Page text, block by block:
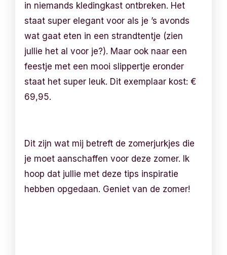
in niemands kledingkast ontbreken. Het
staat super elegant voor als je ’s avonds
wat gaat eten in een strandtentje (zien
jullie het al voor je?). Maar ook naar een
feestje met een mooi slippertje eronder
staat het super leuk. Dit exemplaar kost:€
69,95.
Dit zijn wat mij betreft de zomerjurkjes die
je moet aanschaffen voor deze zomer. Ik
hoop dat jullie met deze tips inspiratie
hebben opgedaan. Geniet van de zomer!